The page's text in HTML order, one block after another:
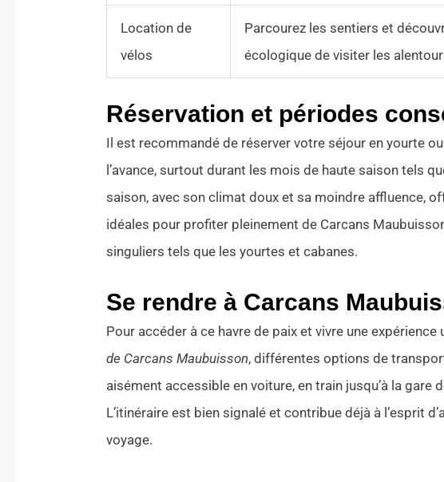
Location de
vélos
Parcourez les sentiers et
écologique de visiter les
Réservation et périodes
Il est recommandé de réserver votre séjour en yourte
l’avance, surtout durant les mois de haute saison tels
saison, avec son climat doux et sa moindre affluence,
idéales pour profiter pleinement de Carcans
singuliers tels que les yourtes et cabanes.
Se rendre à Carcans
Pour accéder à ce havre de paix et vivre une expérience
de Carcans Maubuisson, différentes options de
aisément accessible en voiture, en train jusqu’à la gare
L’itinéraire est bien signalé et contribue déjà à l’esprit
voyage.